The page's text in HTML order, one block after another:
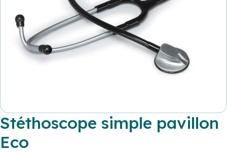
Stéthoscope simple pavillon
Eco